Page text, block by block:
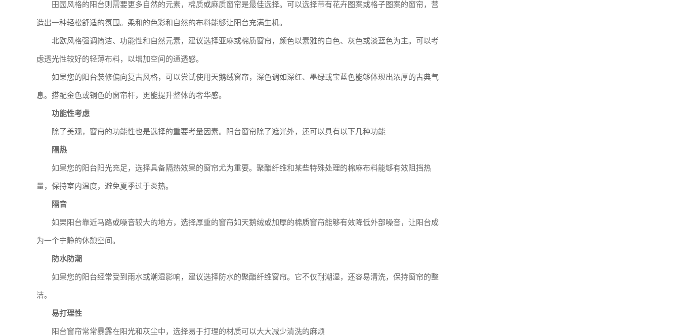
田园风格的阳台则需要更多自然的元素，棉质或麻质窗帘是最佳选择。可以选择带有花卉图案或格子图案的窗帘，营
造出一种轻松舒适的氛围。柔和的色彩和自然的布料能够让阳台充满生机。
北欧风格强调简洁、功能性和自然元素，建议选择亚麻或棉质窗帘，颜色以素雅的白色、灰色或淡蓝色为主。可以考
虑透光性较好的轻薄布料，以增加空间的通透感。
如果您的阳台装修偏向复古风格，可以尝试使用天鹅绒窗帘，深色调如深红、墨绿或宝蓝色能够体现出浓厚的古典气
息。搭配金色或铜色的窗帘杆，更能提升整体的奢华感。
功能性考虑
除了美观，窗帘的功能性也是选择的重要考量因素。阳台窗帘除了遮光外，还可以具有以下几种功能
隔热
如果您的阳台阳光充足，选择具备隔热效果的窗帘尤为重要。聚酯纤维和某些特殊处理的棉麻布料能够有效阻挡热
量，保持室内温度，避免夏季过于炎热。
隔音
如果阳台靠近马路或噪音较大的地方，选择厚重的窗帘如天鹅绒或加厚的棉质窗帘能够有效降低外部噪音，让阳台成
为一个宁静的休憩空间。
防水防潮
如果您的阳台经常受到雨水或潮湿影响，建议选择防水的聚酯纤维窗帘。它不仅耐潮湿，还容易清洗，保持窗帘的整
洁。
易打理性
阳台窗帘常常暴露在阳光和灰尘中，选择易于打理的材质可以大大减少清洗的麻烦